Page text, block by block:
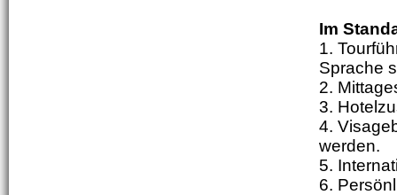
Im
1.
Sprache
2.
3.
4.
werden.
5.
6.